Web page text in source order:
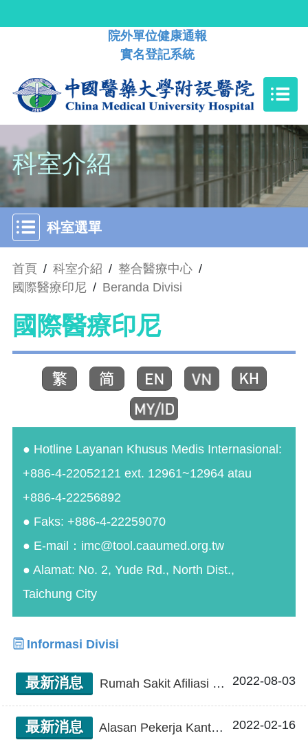
院外單位健康通報
實名登記系統
科室介紹
科室選單
首頁 / 科室介紹 / 整合醫療中心 /
國際醫療印尼 / Beranda Divisi
國際醫療印尼
● Hotline Layanan Khusus Medis Internasional:
+886-4-22052121 ext. 12961~12964 atau
+886-4-22256892
● Faks: +886-4-22259070
● E-mail：imc@tool.caaumed.org.tw
● Alamat: No. 2, Yude Rd., North Dist.,
Taichung City
Informasi Divisi
最新消息 Rumah Sakit Afiliasi China Medical University dan Pemimpin NGS Illumina Mengumumkan Investasi Bersama dalam " Proyek Penelitian Infeksi Sepsis mNGS Infeksi Klinis Akut dan Parah" Berjuang Bagi Pasien Agar Mendapat Obat yang Benar di Waktu Pengobatan Emas 2022-08-03
最新消息 Alasan Pekerja Kantoran Paruh Baya "Tidak Bisa Makan, BAB Tidak Lancar" Adalah Kanker Kolorektal yang Menyumbat Usus Besar Pasien Kanker Kolorektal yang Menyumbat Usus Besar Beruntung Memiliki Stent Logam yang Dapat Menyelamatkan Mereka 2022-02-16